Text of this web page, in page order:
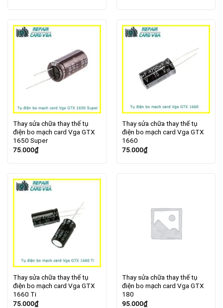
Thay sửa chữa thay thế tụ
điện bo mạch card Vga GTX
1650 Super
75.000₫
Thay sửa chữa thay thế tụ
điện bo mạch card Vga GTX
1660
75.000₫
Thay sửa chữa thay thế tụ
điện bo mạch card Vga GTX
1660 Ti
75.000₫
Thay sửa chữa thay thế tụ
điện bo mạch card Vga GTX
180
95.000₫